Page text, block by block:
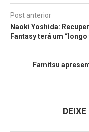
Post anterior
Naoki Yoshida:
Fantasy terá um “longo
Famitsu